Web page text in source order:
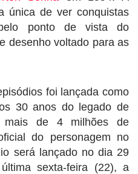
única de ver conquistas
ponto de vista do
desenho voltado para as
foi lançada como
30 anos do legado de
mais de 4 milhões de
do personagem no
será lançado no dia 29
sexta-feira (22), a